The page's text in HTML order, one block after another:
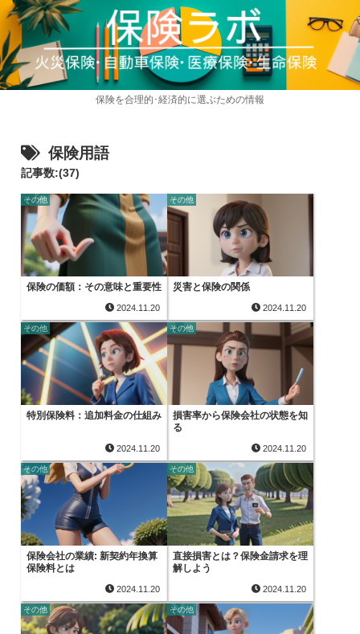
保険を合理的･経済的に選ぶための情報
保険用語
記事数:(37)
その他
保険の価額：その意味と重要性
2024.11.20
その他
災害と保険の関係
2024.11.20
その他
特別保険料：追加料金の仕組み
2024.11.20
その他
損害率から保険会社の状態を知
る
2024.11.20
その他
保険会社の業績: 新契約年換算
保険料とは
2024.11.20
その他
直接損害とは？保険金請求を理
解しよう
2024.11.20
その他 その他